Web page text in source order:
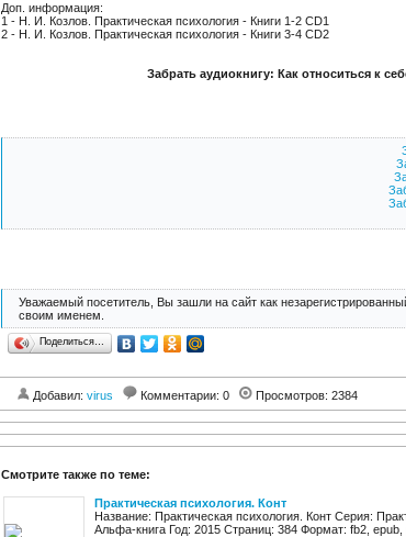
Доп. информация:
1 - Н. И. Козлов. Практическая психология - Книги 1-2 CD1
2 - Н. И. Козлов. Практическая психология - Книги 3-4 CD2
Забрать аудиокнигу: Как относиться к
Уважаемый посетитель, Вы зашли на сайт как
своим именем.
Поделиться…
Добавил: virus Комментарии: 0 Просмотров: 2384
Смотрите также по теме:
Практическая психология. Конт
Название: Практическая психология. Конт Серия:
Альфа-книга Год: 2015 Страниц: 384 Формат: fb2,